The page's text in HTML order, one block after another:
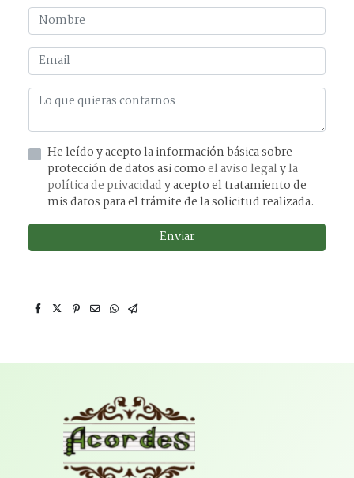
He leído y acepto la información básica sobre
protección de datos asi comoel aviso legalyla
política de privacidady acepto el tratamiento de
mis datos para el trámite de la solicitud realizada.
Enviar